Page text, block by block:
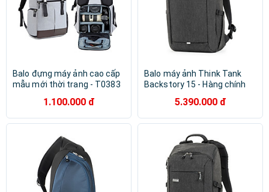
Balo đựng máy ảnh cao cấp
mẫu mới thời trang - T0383
1.100.000 đ
Balo máy ảnh Think Tank
Backstory 15 - Hàng chính
5.390.000 đ